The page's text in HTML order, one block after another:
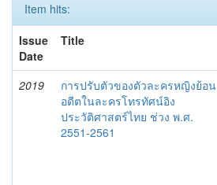
Item hits:
Issue
Date
Title
2019
การปรับตัวของตัวละครหญิงย้อน
อดีตในละครโทรทัศน์อิง
ประวัติศาสตร์ไทย ช่วง พ.ศ.
2551-2561